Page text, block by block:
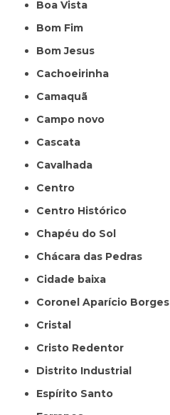
Boa Vista
Bom Fim
Bom Jesus
Cachoeirinha
Camaquã
Campo novo
Cascata
Cavalhada
Centro
Centro Histórico
Chapéu do Sol
Chácara das Pedras
Cidade baixa
Coronel Aparício Borges
Cristal
Cristo Redentor
Distrito Industrial
Espírito Santo